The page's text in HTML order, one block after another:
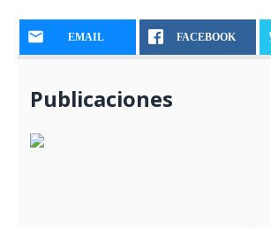
EMAIL FACEBOOK
Publicaciones